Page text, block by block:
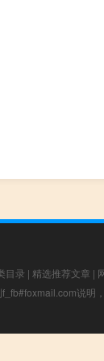
目录 | 精选推荐文章 |
说明